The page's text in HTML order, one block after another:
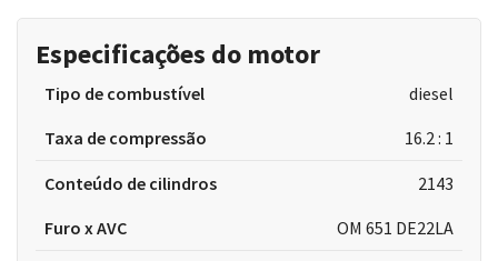
Especificações do motor
Tipo de combustível
diesel
Taxa de compressão
16.2 : 1
Conteúdo de cilindros
2143
Furo x AVC
OM 651 DE22LA